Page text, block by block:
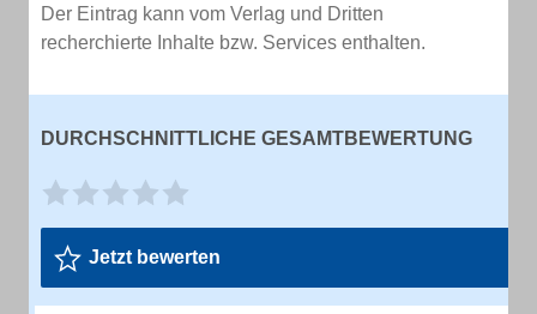
Der Eintrag kann vom Verlag und Dritten
recherchierte Inhalte bzw. Services enthalten.
DURCHSCHNITTLICHE GESAMTBEWERTUNG
Jetzt bewerten